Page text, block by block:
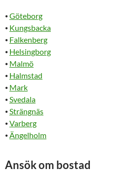
⦁Göteborg
⦁ Kungsbacka
⦁ Falkenberg
⦁ Helsingborg
⦁ Malmö
⦁ Halmstad
⦁ Mark
⦁Svedala
⦁Strängnäs
⦁Varberg
⦁Ängelholm
Ansök om bostad